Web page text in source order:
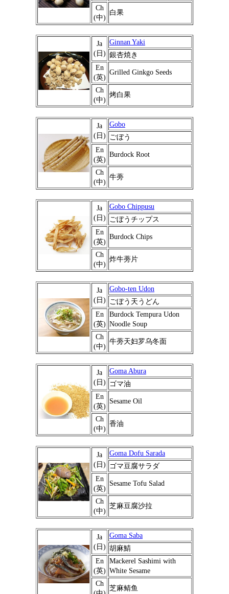
Ch
(中)
白果
Ja
(日)
Ginnan Yaki
銀杏焼き
En
(英)
Grilled Ginkgo Seeds
Ch
(中)
烤白果
Ja
(日)
Gobo
ごぼう
En
(英)
Burdock Root
Ch
(中)
牛蒡
Ja
(日)
Gobo Chippusu
ごぼうチップス
En
(英)
Burdock Chips
Ch
(中)
炸牛蒡片
Ja
(日)
Gobo-ten Udon
ごぼう天うどん
En
(英)
Burdock Tempura Udon
Noodle Soup
Ch
(中)
牛蒡天妇罗乌冬面
Ja
(日)
Goma Abura
ゴマ油
En
(英)
Sesame Oil
Ch
(中)
香油
Ja
(日)
Goma Dofu Sarada
ゴマ豆腐サラダ
En
(英)
Sesame Tofu Salad
Ch
(中)
芝麻豆腐沙拉
Ja
(日)
Goma Saba
胡麻鯖
En
(英)
Mackerel Sashimi with
White Sesame
Ch
芝麻鲭鱼